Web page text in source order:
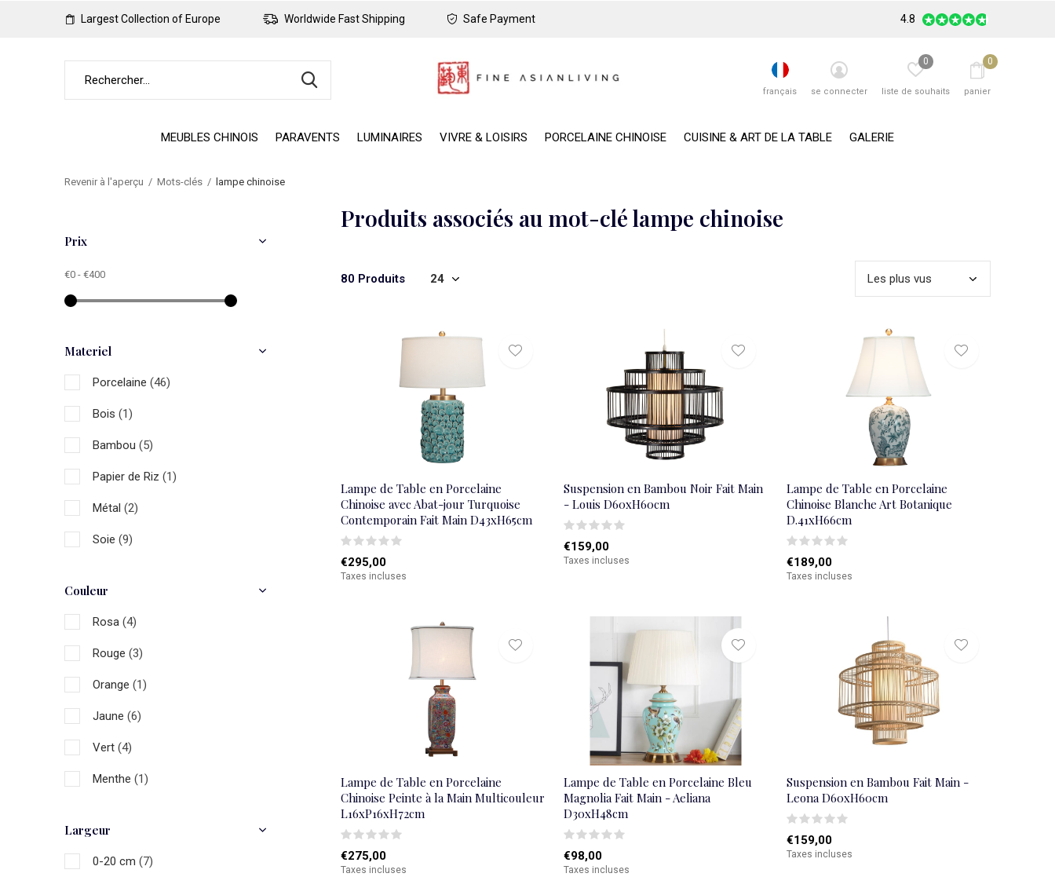
MEUBLES CHINOIS PARAVENTS LUMINAIRES VIVRE & LOISIRS PORCELAINE CHINOISE CUISINE & ART DE LA TABLE GALERIE
français se connecter liste de souhaits
0
panier
0
Largest Collection of Europe Worldwide Fast Shipping Safe Payment 4.8
Revenir à l'aperçu Mots-clés lampe chinoise
Produits associés au mot-clé lampe chinoise
80 Produits
Lampe de Table en Porcelaine
Chinoise avec Abat-jour Turquoise
Contemporain Fait Main D43xH65cm
€295,00
Taxes incluses
Suspension en Bambou Noir Fait Main
- Louis D60xH60cm
€159,00
Taxes incluses
Lampe de Table en Porcelaine
Chinoise Blanche Art Botanique
D.41xH66cm
€189,00
Taxes incluses
Lampe de Table en Porcelaine
Chinoise Peinte à la Main Multicouleur
L16xP16xH72cm
€275,00
Taxes incluses
Lampe de Table en Porcelaine Bleu
Magnolia Fait Main - Aeliana
D30xH48cm
€98,00
Taxes incluses
Suspension en Bambou Fait Main -
Leona D60xH60cm
€159,00
Taxes incluses
Prix
€0 - €400
Materiel
Porcelaine (46)
Bois (1)
Bambou (5)
Papier de Riz (1)
Métal (2)
Soie (9)
Couleur
Rosa (4)
Rouge (3)
Orange (1)
Jaune (6)
Vert (4)
Menthe (1)
Largeur
0-20 cm (7)